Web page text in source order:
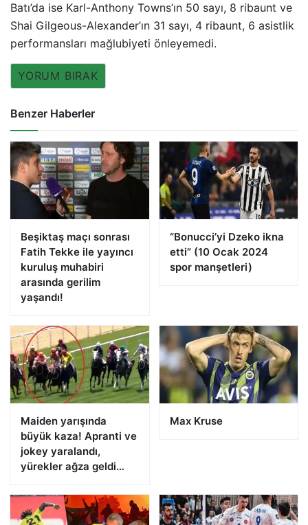
Batı’da ise Karl-Anthony Towns’ın 50 sayı, 8 ribaunt ve
Shai Gilgeous-Alexander’ın 31 sayı, 4 ribaunt, 6 asistlik
performansları mağlubiyeti önleyemedi.
YORUM BIRAK
Benzer Haberler
Beşiktaş maçı sonrası
Fatih Tekke ile yayıncı
kuruluş muhabiri
arasında gerilim
yaşandı!
“Bonucci’yi Dzeko ikna
etti” (10 Ocak 2024
spor manşetleri)
Maiden yarışında
büyük kaza! Apranti ve
jokey yaralandı,
yürekler ağza geldi…
Max Kruse